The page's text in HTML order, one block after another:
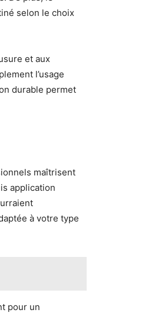
selon le choix
et aux
l’usage
durable permet
maîtrisent
application
à votre type
pour un